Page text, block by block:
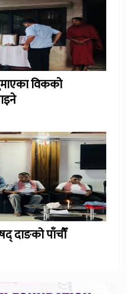
विकको
दाङको पाँचौँ